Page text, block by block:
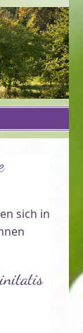
sich in